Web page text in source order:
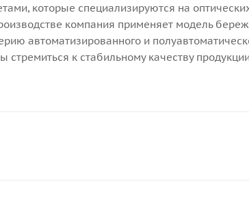
которые специализируются на
компания применяет модель
автоматизированного и
стремиться к стабильному качеству